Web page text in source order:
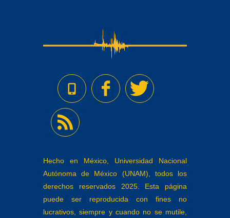
Hecho en México, Universidad Nacional
Autónoma de México (UNAM), todos los
derechos reservados 2025. Esta página
puede ser reproducida con fines no
lucrativos, siempre y cuando no se mutile,